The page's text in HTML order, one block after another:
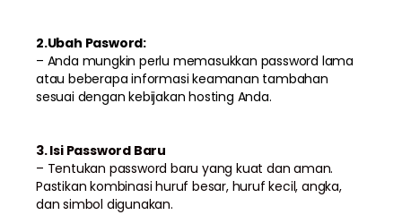
2.Ubah Pasword:
– Anda mungkin perlu memasukkan password lama
atau beberapa informasi keamanan tambahan
sesuai dengan kebijakan hosting Anda.
3. Isi Password Baru
– Tentukan password baru yang kuat dan aman.
Pastikan kombinasi huruf besar, huruf kecil, angka,
dan simbol digunakan.